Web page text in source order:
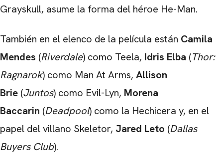
Grayskull, asume la forma del héroe He-Man.
También en el elenco de la película están Camila
Mendes (Riverdale) como Teela, Idris Elba (Thor:
Ragnarok) como Man At Arms, Allison
Brie (Juntos) como Evil-Lyn, Morena
Baccarin (Deadpool) como la Hechicera y, en el
papel del villano Skeletor, Jared Leto (Dallas
Buyers Club).